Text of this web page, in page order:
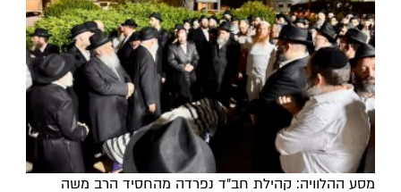
מסע ההלוויה: קהילת חב"ד נפרדה מהחסיד הרב משה